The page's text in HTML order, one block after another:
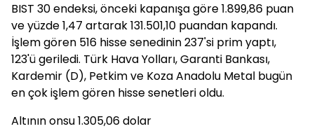
BIST 30 endeksi, önceki kapanışa göre 1.899,86 puan
ve yüzde 1,47 artarak 131.501,10 puandan kapandı.
İşlem gören 516 hisse senedinin 237'si prim yaptı,
123'ü geriledi. Türk Hava Yolları, Garanti Bankası,
Kardemir (D), Petkim ve Koza Anadolu Metal bugün
en çok işlem gören hisse senetleri oldu.
Altının onsu 1.305,06 dolar